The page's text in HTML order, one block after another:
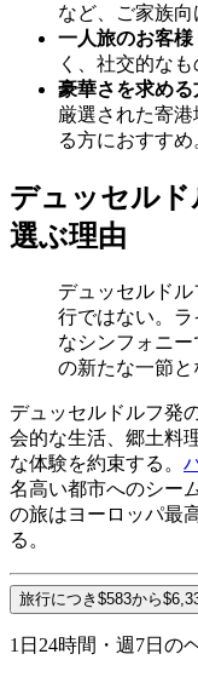
など、ご家族向
一人旅のお客様
く、社交的なも
豪華さを求める
厳選された寄
る方におすすめ
デュッセル
選ぶ理由
デュッセルド
行ではない。
なシンフォニ
の新たな一節と
デュッセルドルフ発
会的な生活、郷土料
な体験を約束する。
名高い都市へのシー
の旅はヨーロッパ最
る。
旅行につき$583から
1日24時間・週7日の